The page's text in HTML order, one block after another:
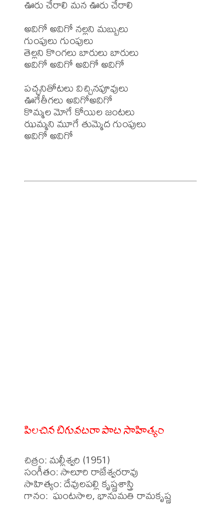
ఊరు చేరాలి మన ఊరు చేరాలి
అవిగో అవిగో నల్లని మబ్బులు
గుంపులు గుంపులు
తెల్లని కొంగలు బారులు బారులు
అవిగో అవిగో అవిగో అవిగో
పచ్చనితోటలు విచ్చినపూవులు
ఊగేతీగలు అవిగోఅవిగో
కొమ్మల మోగే కోయిల జంటలు
ఝమ్మని మూగే తుమ్మెద గుంపులు
అవిగో అవిగో
పిలచిన బిగువటరా పాట సాహిత్యం
చిత్రం: మల్లీశ్వరి (1951)
సంగీతం: సాలూరి రాజేశ్వరరావు
సాహిత్యం: దేవులపల్లి కృష్ణశాస్త్రి
గానం:  ఘంటసాల, భానుమతి రామకృష్ణ